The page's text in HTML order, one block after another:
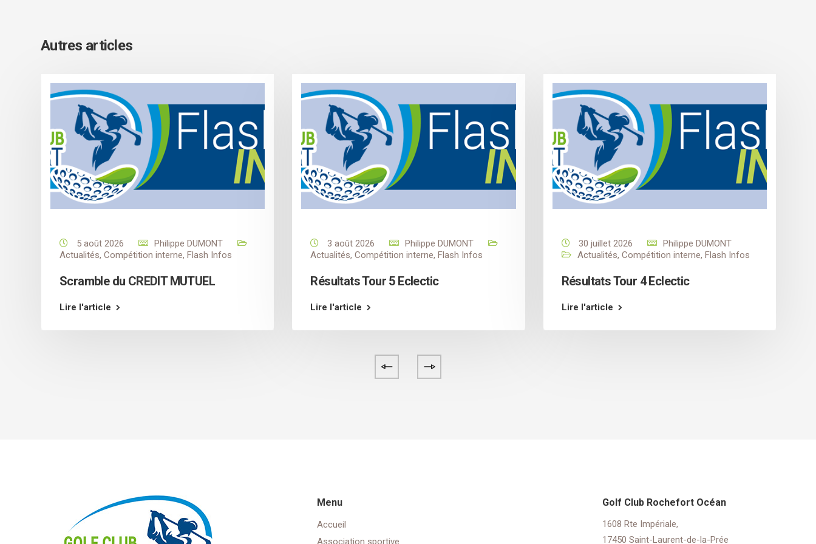
Autres articles
5 août 2026
Philippe DUMONT
Actualités, Compétition interne, Flash Infos
Scramble du CREDIT MUTUEL
Lire l'article
3 août 2026
Philippe DUMONT
Actualités,Compétition interne, Flash Infos
Résultats Tour 5 Eclectic
Lire l'article
30 juillet 2026
Philippe DUMONT
Actualités, Compétition interne, Flash Infos
Résultats Tour 4 Eclectic
Lire l'article
Menu
Accueil
Golf Club Rochefort Océan
1608 Rte Impériale,
17450 Saint-Laurent-de-la-Prée